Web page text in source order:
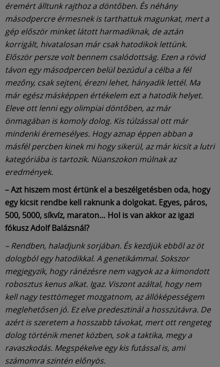
éremért álltunk rajthoz a döntőben. És néhány
másodpercre érmesnek is tarthattuk magunkat, mert a
gép először minket látott harmadiknak, de aztán
korrigált, hivatalosan már csak hatodikok lettünk.
Először persze volt bennem csalódottság. Ezen a rövid
távon egy másodpercen belül bezúdul a célba a fél
mezőny, csak sejteni, érezni lehet, hányadik lettél. Ma
már egész másképpen értékelem ezt a hatodik helyet.
Eleve ott lenni egy olimpiai döntőben, az már
önmagában is komoly dolog. Kis túlzással ott már
mindenki éremesélyes. Hogy aznap éppen abban a
másfél percben kinek mi hogy sikerül, az már kicsit a lutri
kategóriába is tartozik. Nüanszokon múlnak az
eredmények.
– Azt hiszem most értünk el a beszélgetésben oda, hogy
egy kicsit rendbe kell raknunk a dolgokat. Egyes, páros,
500, 5000, síkvíz, maraton… Hol is van akkor az igazi
fókusz Adolf Balázsnál?
– Rendben, haladjunk sorjában. És kezdjük ebből az öt
dologból egy hatodikkal. A genetikámmal. Sokszor
megjegyzik, hogy ránézésre nem vagyok az a kimondott
robosztus kenus alkat. Igaz. Viszont azáltal, hogy nem
kell nagy testtömeget mozgatnom, az állóképességem
meglehetősen jó. Ez elve predesztinál a hosszútávra. De
azért is szeretem a hosszabb távokat, mert ott rengeteg
dolog történik menet közben, sok a taktika, megy a
ravaszkodás. Megspékelve egy kis futással is, ami
számomra szintén előnyös.